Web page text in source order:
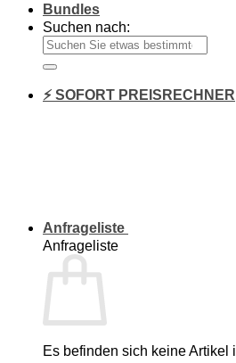
Bundles
Suchen nach:
⚡ SOFORT PREISRECHNER
Anfrageliste
Anfrageliste
Es befinden sich keine Artikel